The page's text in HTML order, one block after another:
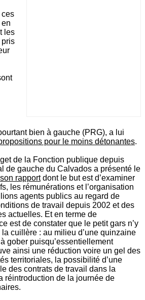
ces
les
pris
bien à gauche (PRG), a lui
pour le moins détonantes.
de la Fonction publique depuis
de gauche du Calvados a présenté le
son rapportdont le but est d’examiner
les rémunérations et l’organisation
agents publics au regard de
de travail depuis 2002 et des
actuelles. Et en terme de
est de constater que le petit gars n’y
cuillère : au milieu d’une quinzaine
gober puisqu’essentiellement
ainsi une réduction voire un gel des
territoriales, la possibilité d’une
des contrats de travail dans la
réintroduction de la journée de